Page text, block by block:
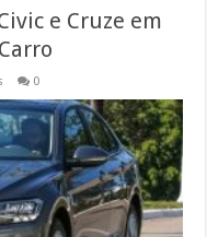
e Cruze em
0